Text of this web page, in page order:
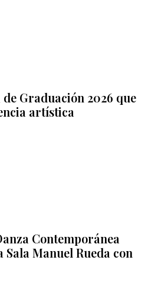
Graduación 2026 que
artística
Contemporánea
Sala Manuel Rueda con